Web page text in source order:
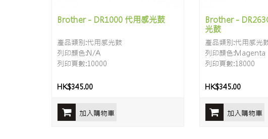
Brother - DR1000 代用感光鼓
產品類别:代用感光鼓
列印顏色:N/A
列印頁數:10000
HK$345.00
加入購物車
Brother -
光鼓
產品類别:代用感光
列印顏色:Magenta
列印頁數:18000
HK$345.00
加入購物車